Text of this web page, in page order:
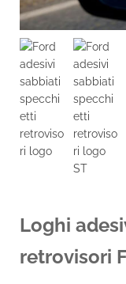
Loghi
retrovisori